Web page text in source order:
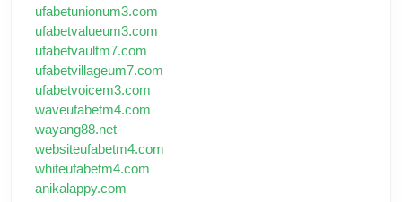
ufabetunionum3.com
ufabetvalueum3.com
ufabetvaultm7.com
ufabetvillageum7.com
ufabetvoicem3.com
waveufabetm4.com
wayang88.net
websiteufabetm4.com
whiteufabetm4.com
anikalappy.com